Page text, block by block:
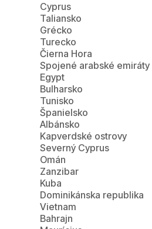
Cyprus
Taliansko
Grécko
Turecko
Čierna Hora
Spojené arabské emiráty
Egypt
Bulharsko
Tunisko
Španielsko
Albánsko
Kapverdské ostrovy
Severný Cyprus
Omán
Zanzibar
Kuba
Dominikánska republika
Vietnam
Bahrajn